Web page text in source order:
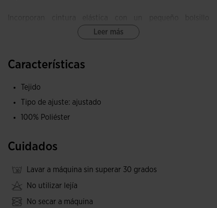
estas mallas minimizan el roce y previenen las irritaciones
Estas mallas ofrecen una elasticidad y suavidad
excepcionales, proporcionando libertad de movimiento y
Logotipo de Joma bordado.
Leer más
Características
Tejido
Tipo de ajuste: ajustado
100% Poliéster
Cuidados
Lavar a máquina sin superar 30 grados
No utilizar lejía
No secar a máquina